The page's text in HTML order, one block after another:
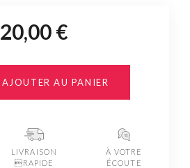
20,00 €
AJOUTER AU PANIER
LIVRAISON
RAPIDE
À VOTRE
ÉCOUTE